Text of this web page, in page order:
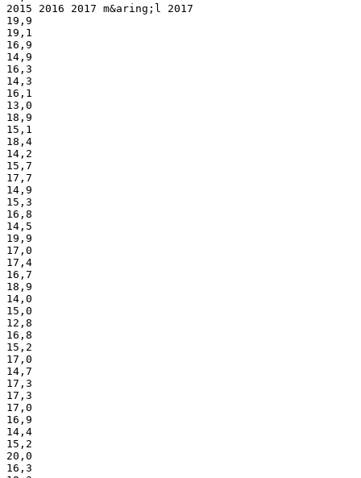
2015 2016 2017 m&aring;l 2017
19,9
19,1
16,9
14,9
16,3
14,3
16,1
13,0
18,9
15,1
18,4
14,2
15,7
17,7
14,9
15,3
16,8
14,5
19,9
17,0
17,4
16,7
18,9
14,0
15,0
12,8
16,8
15,2
17,0
14,7
17,3
17,3
17,0
16,9
14,4
15,2
20,0
16,3